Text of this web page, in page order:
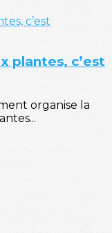
plantes, c’est
organise la